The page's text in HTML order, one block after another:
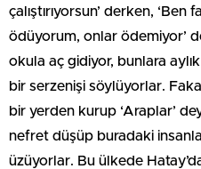
çalıştırıyorsun’ derken, ‘Ben
ödüyorum, onlar ödemiyor’
okula aç gidiyor, bunlara
bir serzenişi söylüyorlar.
bir yerden kurup ‘Araplar’
nefret düşüp buradaki
üzüyorlar. Bu ülkede